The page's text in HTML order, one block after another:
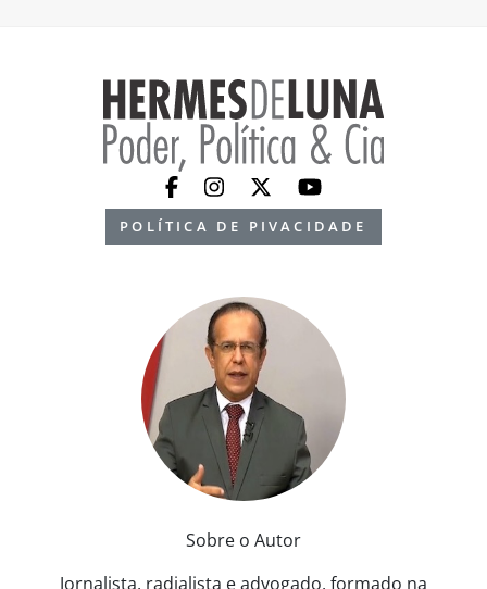
POLÍTICA DE PIVACIDADE
Sobre o Autor
Jornalista, radialista e advogado, formado na